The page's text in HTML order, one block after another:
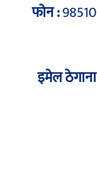
फोन :
इमेल